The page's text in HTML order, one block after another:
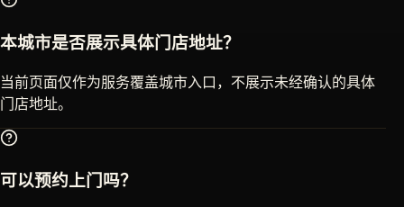
本城市是否展示具体门店地址？
当前页面仅作为服务覆盖城市入口，不展示未经确认的具体
门店地址。
可以预约上门吗？